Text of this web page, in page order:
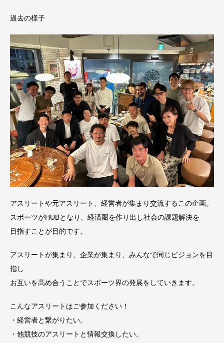
過去の様子
アスリートや元アスリート、経営者が集まり交流するこの企画。
スポーツがHUBとなり、経済圏を作り出し社会の課題解決を
目指すことが目的です。
アスリートが集まり、企業が集まり、みんなで同じビジョンを目
指し
お互いを高め合うことでスポーツ界の発展をしていきます。
こんなアスリートはご参加ください！
・経営者と繋がりたい。
・他競技のアスリートと情報交換したい。